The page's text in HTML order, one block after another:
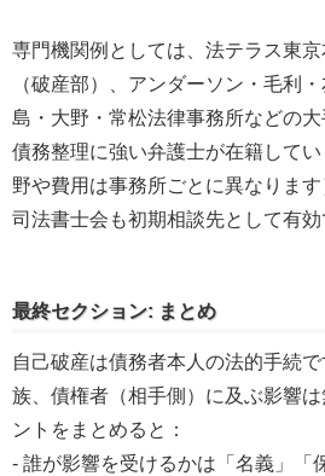
専門機関例としては、法テラス東
（破産部）、アンダーソン・毛利
島・大野・常松法律事務所などの大
債務整理に強い弁護士が在籍して
野や費用は事務所ごとに異なりま
司法書士会も初期相談先として有効
最終セクション: まとめ
自己破産は債務者本人の法的手続
族、債権者（相手側）に及ぶ影響
ントをまとめると：
- 誰が影響を受けるかは「名義」「